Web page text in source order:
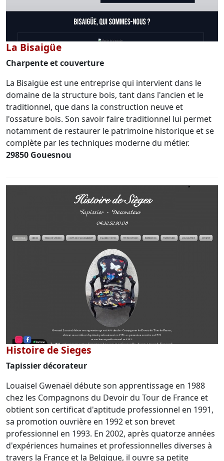
La Bisaigüe
Charpente et couverture
La Bisaigüe est une entreprise qui intervient dans le
domaine de la structure bois, tant dans l'ancien et le
traditionnel, que dans la construction neuve et
l'ossature bois. Son savoir faire traditionnel lui permet
notamment de restaurer le patrimoine historique et se
complète par les techniques moderne du métier.
29850 Gouesnou
Histoire de Sieges
Tapissier décorateur
Louaisel Gwenaël débute son apprentissage en 1988
chez les Compagnons du Devoir du Tour de France et
obtient son certificat d'aptitude professionnel en 1991,
sa promotion ouvrière en 1992 et son brevet
professionnel en 1993. En 2002, après quatorze années
d'expériences humaines et professionnelles diverses à
travers la France et la Belgique, il ouvre sa petite